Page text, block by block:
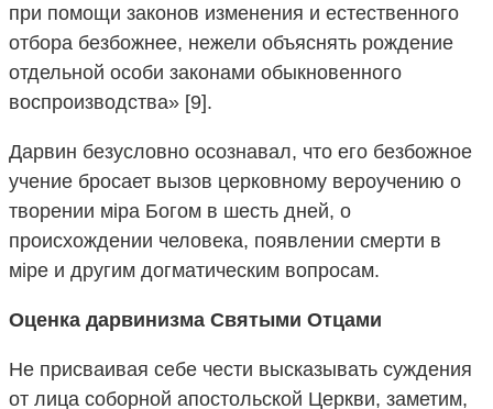
при помощи законов изменения и естественного
отбора безбожнее, нежели объяснять рождение
отдельной особи законами обыкновенного
воспроизводства» [9].
Дарвин безусловно осознавал, что его безбожное
учение бросает вызов церковному вероучению о
творении мiра Богом в шесть дней, о
происхождении человека, появлении смерти в
мiре и другим догматическим вопросам.
Оценка дарвинизма Святыми Отцами
Не присваивая себе чести высказывать суждения
от лица соборной апостольской Церкви, заметим,